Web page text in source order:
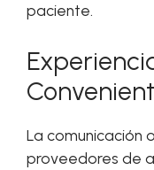
paciente.
La comunicación
proveedores de